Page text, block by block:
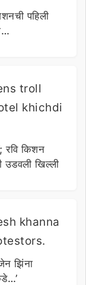
पहिली
रवि किशन
उडवली खिल्ली
झिंना